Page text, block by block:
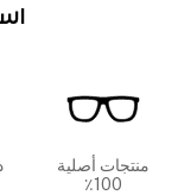
منتجات أصلية
100٪